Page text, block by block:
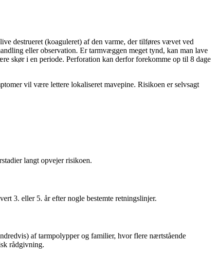
destrueret (koaguleret) af den varme, der tilføres vævet ved
eller observation. Er tarmvæggen meget tynd, kan man lave
skør i en periode. Perforation kan derfor forekomme op til 8 dage
vil være lettere lokaliseret mavepine. Risikoen er selvsagt
langt opvejer risikoen.
3. eller 5. år efter nogle bestemte retningslinjer.
af tarmpolypper og familier, hvor flere nærtstående
rådgivning.